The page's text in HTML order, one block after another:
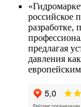
российское
разработке,
предлагая
давления